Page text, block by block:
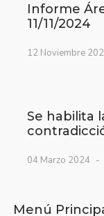
Informe
11/11/2024
12 Noviembre
Se habilita
04 Marzo 2024
Menú